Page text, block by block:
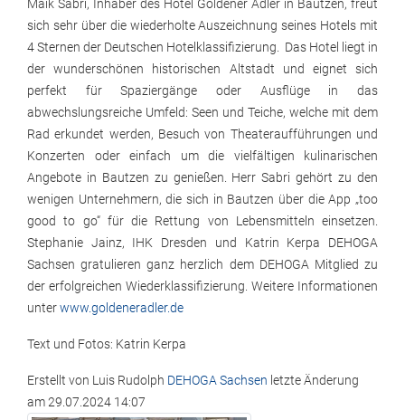
Maik Sabri, Inhaber des Hotel Goldener Adler in Bautzen, freut
sich sehr über die wiederholte Auszeichnung seines Hotels mit
4 Sternen der Deutschen Hotelklassifizierung. Das Hotel liegt in
der wunderschönen historischen Altstadt und eignet sich
perfekt für Spaziergänge oder Ausflüge in das
abwechslungsreiche Umfeld: Seen und Teiche, welche mit dem
Rad erkundet werden, Besuch von Theateraufführungen und
Konzerten oder einfach um die vielfältigen kulinarischen
Angebote in Bautzen zu genießen. Herr Sabri gehört zu den
wenigen Unternehmern, die sich in Bautzen über die App „too
good to go“ für die Rettung von Lebensmitteln einsetzen.
Stephanie Jainz, IHK Dresden und Katrin Kerpa DEHOGA
Sachsen gratulieren ganz herzlich dem DEHOGA Mitglied zu
der erfolgreichen Wiederklassifizierung. Weitere Informationen
unterwww.goldeneradler.de
Text und Fotos: Katrin Kerpa
Erstellt von Luis Rudolph DEHOGA Sachsen letzte Änderung
am29.07.2024 14:07